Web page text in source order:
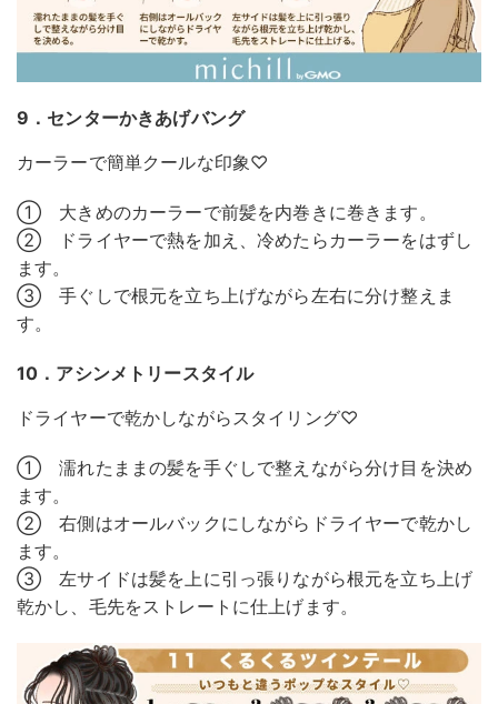
9．センターかきあげバング
カーラーで簡単クールな印象♡
① 大きめのカーラーで前髪を内巻きに巻きます。
② ドライヤーで熱を加え、冷めたらカーラーをはずし
ます。
③ 手ぐしで根元を立ち上げながら左右に分け整えま
す。
10．アシンメトリースタイル
ドライヤーで乾かしながらスタイリング♡
① 濡れたままの髪を手ぐしで整えながら分け目を決め
ます。
② 右側はオールバックにしながらドライヤーで乾かし
ます。
③ 左サイドは髪を上に引っ張りながら根元を立ち上げ
乾かし、毛先をストレートに仕上げます。